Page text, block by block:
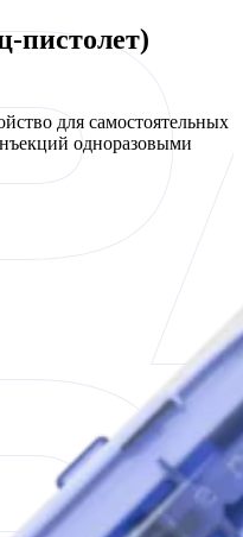
пистолет)
для самостоятельных
одноразовыми